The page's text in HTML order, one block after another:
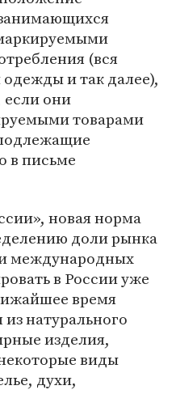
(вся
и так далее),
если они
товарами
в письме
новая норма
доли рынка
международных
в России уже
время
натурального
изделия,
виды
духи,